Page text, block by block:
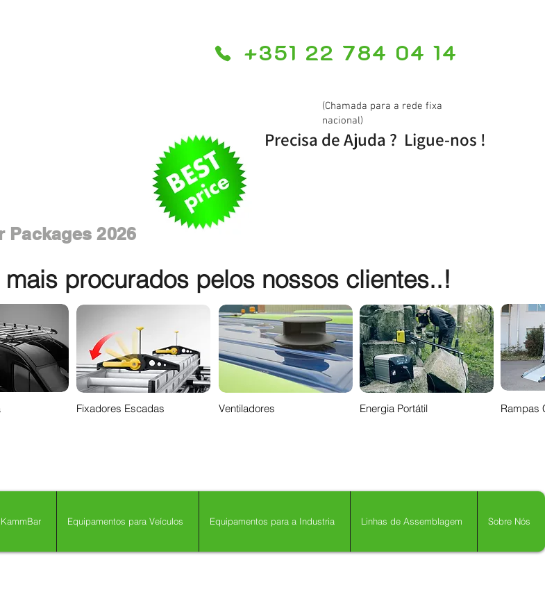
+351 22 784 04 14
Packages 2026
(Chamada para a rede fixa
nacional)
Precisa de Ajuda ? Ligue-nos !
procurados pelos nossos clientes..!
Fixadores Escadas Ventiladores Energia Portátil Rampas
Equipamentos para Veículos Equipamentos para a Industria Linhas de Assemblagem Sobre Nós